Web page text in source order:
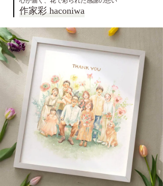
作家彩 haconiwa